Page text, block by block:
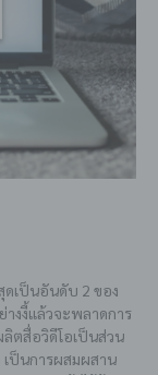
ดเป็นอันดับ 2 ของ
งงี้แล้วจะพลาดการ
ลิตสื่อวิดีโอเป็นส่วน
ป็นการผสมผสาน